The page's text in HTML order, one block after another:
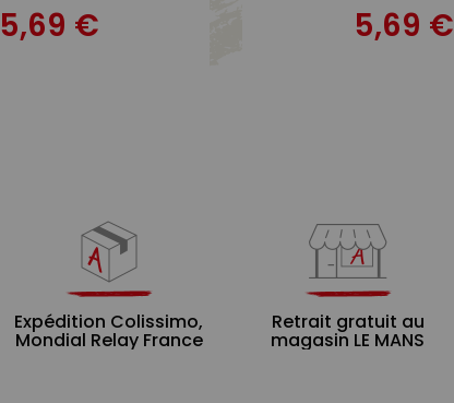
5,69 € 5,69 €
Expédition Colissimo,
Mondial Relay France
Retrait gratuit au
magasin LE MANS